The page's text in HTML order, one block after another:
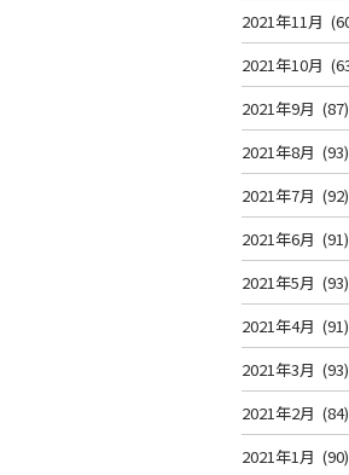
2021年11月
2021年10月
2021年9月 (87)
2021年8月 (93)
2021年7月 (92)
2021年6月 (91)
2021年5月 (93)
2021年4月 (91)
2021年3月 (93)
2021年2月 (84)
2021年1月 (90)